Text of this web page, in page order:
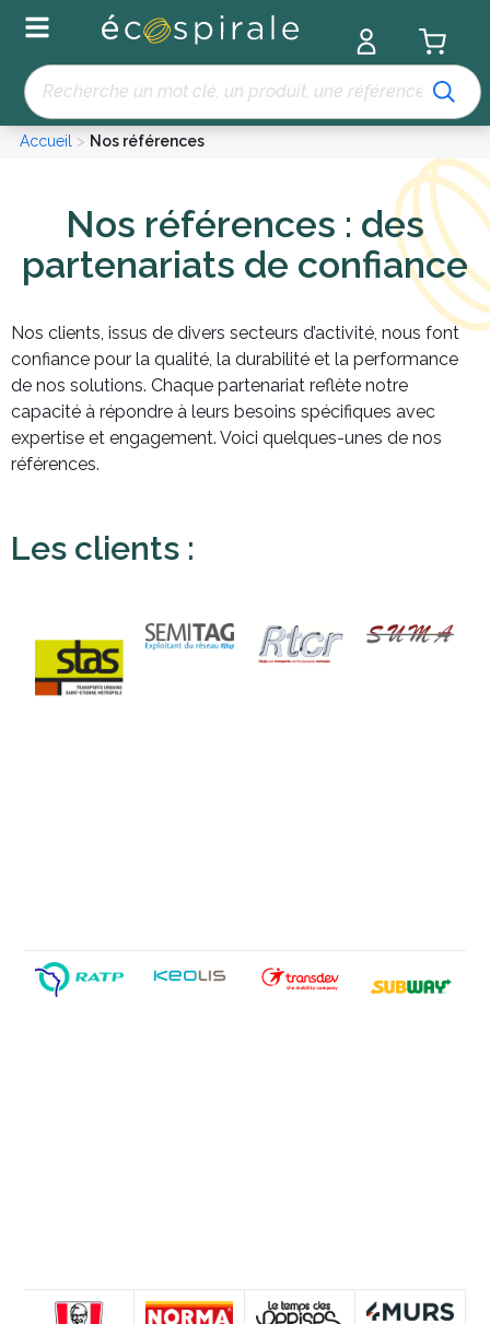
Recherche
Accueil > Nos références
Nos références : des
partenariats de confiance
Nos clients, issus de divers secteurs d’activité, nous font
confiance pour la qualité, la durabilité et la performance
de nos solutions. Chaque partenariat reflète notre
capacité à répondre à leurs besoins spécifiques avec
expertise et engagement. Voici quelques-unes de nos
références.
Les clients :
Panneau de gestion des cookies